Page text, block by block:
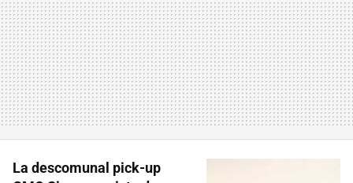
La descomunal pick-up